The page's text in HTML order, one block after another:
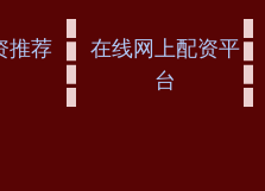
推荐
在线网上配资平
台